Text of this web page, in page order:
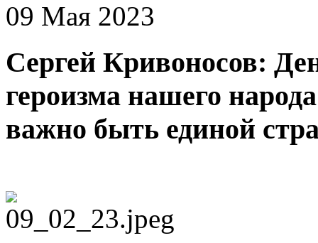
09 Мая 2023
Сергей Кривоносов:
героизма нашего
важно быть единой